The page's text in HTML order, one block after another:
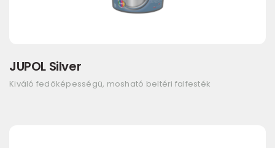
JUPOL Silver
Kiváló fedőképességű, mosható beltéri falfesték